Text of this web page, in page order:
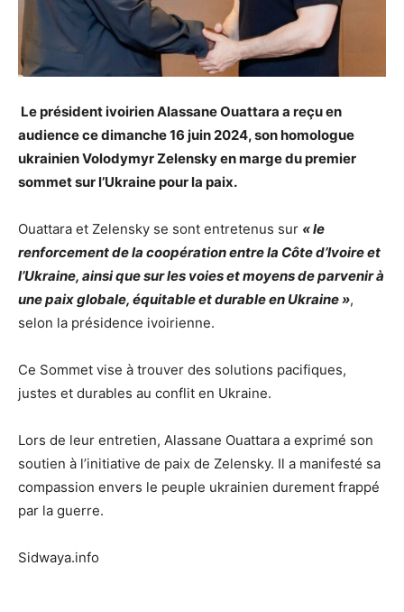
Le président ivoirien Alassane Ouattara a reçu en
audience ce dimanche 16 juin 2024, son homologue
ukrainien Volodymyr Zelensky en marge du premier
sommet sur l’Ukraine pour la paix.
Ouattara et Zelensky se sont entretenus sur « le
renforcement de la coopération entre la Côte d’Ivoire et
l’Ukraine, ainsi que sur les voies et moyens de parvenir à
une paix globale, équitable et durable en Ukraine »,
selon la présidence ivoirienne.
Ce Sommet vise à trouver des solutions pacifiques,
justes et durables au conflit en Ukraine.
Lors de leur entretien, Alassane Ouattara a exprimé son
soutien à l’initiative de paix de Zelensky. Il a manifesté sa
compassion envers le peuple ukrainien durement frappé
par la guerre.
Sidwaya.info